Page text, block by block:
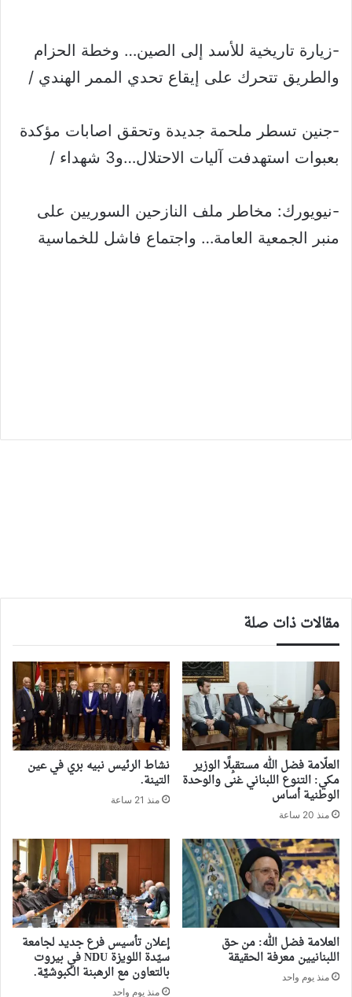
-زيارة تاريخية للأسد إلى الصين… وخطة الحزام
والطريق تتحرك على إيقاع تحدي الممر الهندي /
-جنين تسطر ملحمة جديدة وتحقق اصابات مؤكدة
بعبوات استهدفت آليات الاحتلال…و3 شهداء /
-نيويورك: مخاطر ملف النازحين السوريين على
منبر الجمعية العامة… واجتماع فاشل للخماسية
مقالات ذات صلة
العلّامة فضل الله مستقبِلًا الوزير
مكي: التنوع اللبناني غنى والوحدة
الوطنية أساس
منذ 20 ساعة
نشاط الرئيس نبيه بري في عين
التينة.
منذ 21 ساعة
العلامة فضل الله: من حق
اللبنانيين معرفة الحقيقة
منذ يوم واحد
إعلان تأسيس فرع جديد لجامعة
سيّدة اللويزة NDU في بيروت
بالتعاون مع الرهبنة الكبوشيَّة.
منذ يوم واحد